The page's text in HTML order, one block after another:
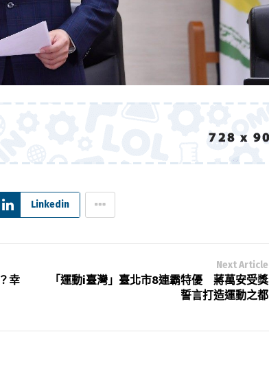
Linkedin
幸
Next Article
「運動i臺灣」臺北市8連霸特優 蔣萬安受獎
誓言打造運動之都